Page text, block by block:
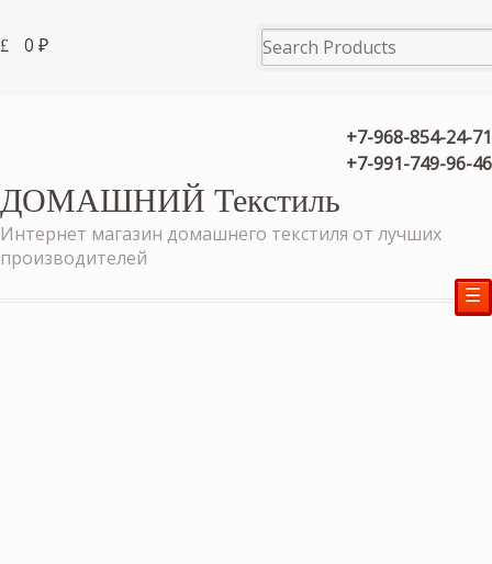
0 ₽
+7-968-854-24-71
+7-991-749-96-46
ДОМАШНИЙ Текстиль
Интернет магазин домашнего текстиля от лучших
производителей
☰